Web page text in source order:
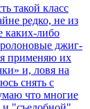
такой класс
редко, не из
каких-либо
джиг-
применяю их
и, ловя на
снять с
что многие